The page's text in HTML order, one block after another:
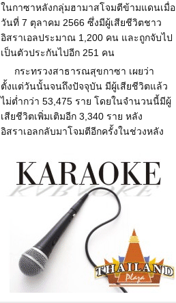
ในกาซาหลังกลุ่มฮามาสโจมตีข้ามแดนเมื่อ
วันที่ 7 ตุลาคม 2566 ซึ่งมีผู้เสียชีวิตชาว
อิสราเอลประมาณ 1,200 คน และถูกจับไป
เป็นตัวประกันไปอีก 251 คน
กระทรวงสาธารณสุขกาซา เผยว่า
ตั้งแต่วันนั้นจนถึงปัจจุบัน มีผู้เสียชีวิตแล้ว
ไม่ต่ำกว่า 53,475 ราย โดยในจำนวนนี้มีผู้
เสียชีวิตเพิ่มเติมอีก 3,340 ราย หลัง
อิสราเอลกลับมาโจมตีอีกครั้งในช่วงหลัง